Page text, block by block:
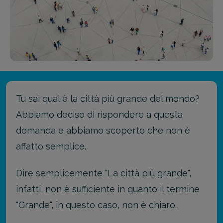
Tu sai qual è la città più grande del mondo?
Abbiamo deciso di rispondere a questa
domanda e abbiamo scoperto che non è
affatto semplice.
Dire semplicemente "La città più grande",
infatti, non è sufficiente in quanto il termine
"Grande", in questo caso, non è chiaro.